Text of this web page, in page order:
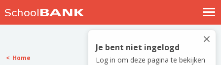
Nostalgische verhalen
Log in
Meld je gratis aan
×
Je bent niet ingelogd
Log in om deze pagina te bekijken
Home